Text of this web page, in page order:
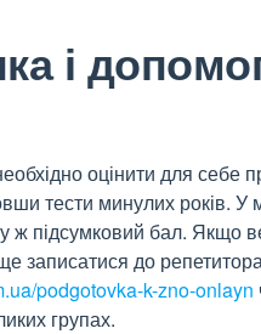
і
оцінити для себе
тести минулих років. У
ж підсумковий бал. Якщо
записатися до
podgotovka-k-zno-onlayn
групах.